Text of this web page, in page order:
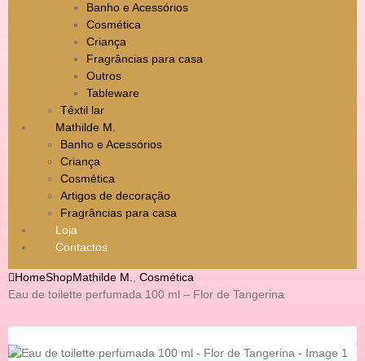
Banho e Acessórios
Cosmética
Criança
Fragrâncias para casa
Outros
Tableware
Têxtil lar
Mathilde M.
Banho e Acessórios
Criança
Cosmética
Artigos de decoração
Fragrâncias para casa
Loja
Contactos
HomeShopMathilde M.
Cosmética
Eau de toilette perfumada 100 ml – Flor de Tangerina